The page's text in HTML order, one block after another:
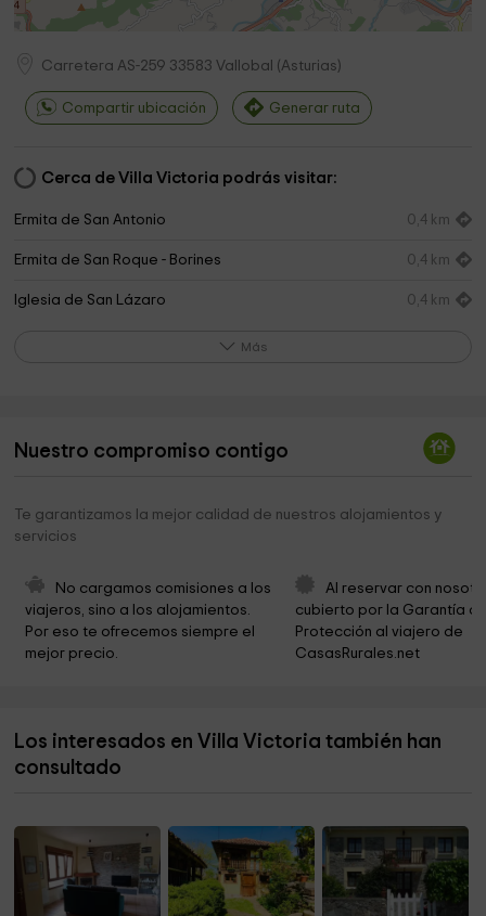
Carretera AS-259 33583 Vallobal (Asturias)
Compartir ubicación Generar ruta
Cerca de Villa Victoria podrás visitar:
Ermita de San Antonio 0,4 km
Ermita de San Roque - Borines 0,4 km
Iglesia de San Lázaro 0,4 km
Centro de Interpretación del Gaitero de Libardón 4,9 km
Chorrón waterfall - Villamayor
Ermita de San Antonio
THE HOUSE OF TIME
Ayuntamiento de Piloña 5,8 km
Iglesia de San Antonio 5,9 km
Más
Nuestro compromiso contigo
Te garantizamos la mejor calidad de nuestros alojamientos y
servicios
No cargamos comisiones a los
viajeros, sino a los alojamientos.
Por eso te ofrecemos siempre el
mejor precio.
Al reservar con
cubierto por la Garantía
Protección al viajero de
CasasRurales.net
Los interesados en Villa Victoria también han
consultado